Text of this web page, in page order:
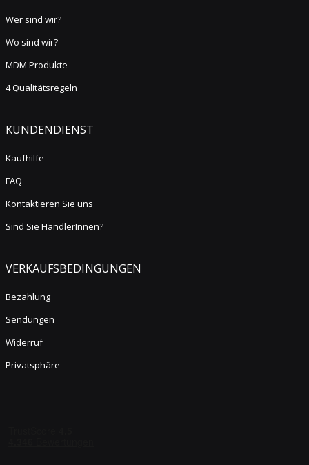
Wer sind wir?
Wo sind wir?
MDM Produkte
4 Qualitätsregeln
KUNDENDIENST
Kaufhilfe
FAQ
Kontaktieren Sie uns
Sind Sie HändlerInnen?
VERKAUFSBEDINGUNGEN
Bezahlung
Sendungen
Widerruf
Privatsphäre